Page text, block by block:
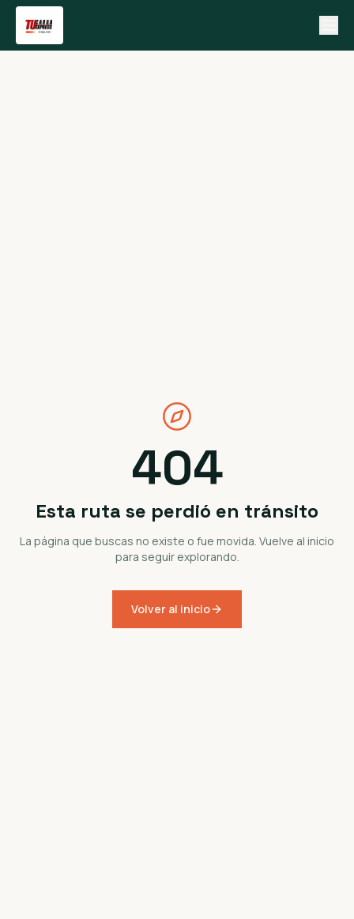
404
Esta ruta se perdió en tránsito
La página que buscas no existe o fue movida. Vuelve al inicio
para seguir explorando.
Volver al inicio